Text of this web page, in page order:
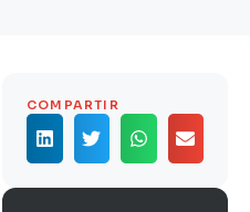
COMPARTIR